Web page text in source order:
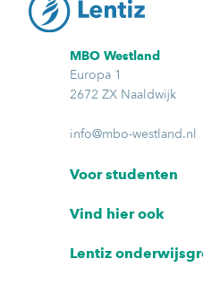
MBO Westland
Europa 1
2672 ZX Naaldwijk
info@mbo-westland.nl
Voor studenten
Vind hier ook
Lentiz